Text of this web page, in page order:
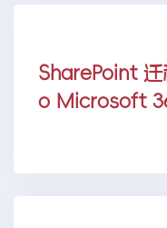
SharePoint
o Microsoft